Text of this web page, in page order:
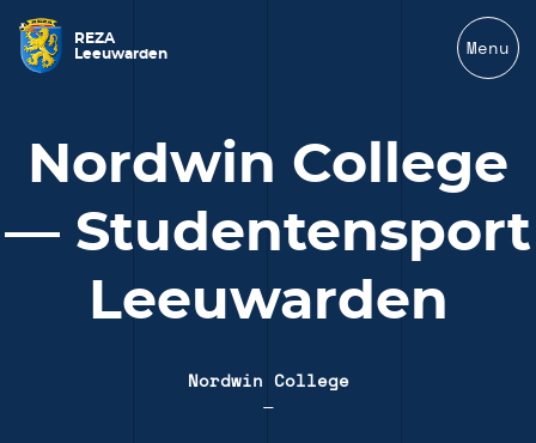
REZA
Leeuwarden
Menu
Nordwin College
— Studentensport
Leeuwarden
Nordwin College
—